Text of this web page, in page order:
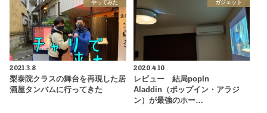
やってみた
2021.3.8
梨泰院クラスの舞台を再現した居
酒屋タンバムに行ってきた
ガジェット
2020.4.10
レビュー 結局popIn
Aladdin（ポップイン・アラジ
ン）が最強のホー…